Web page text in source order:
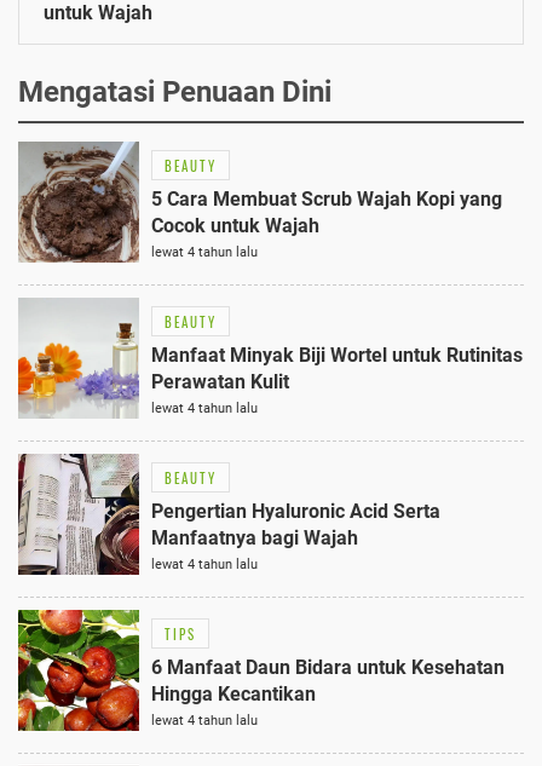
untuk Wajah
Mengatasi Penuaan Dini
BEAUTY
5 Cara Membuat Scrub Wajah Kopi yang
Cocok untuk Wajah
lewat 4 tahun lalu
BEAUTY
Manfaat Minyak Biji Wortel untuk Rutinitas
Perawatan Kulit
lewat 4 tahun lalu
BEAUTY
Pengertian Hyaluronic Acid Serta
Manfaatnya bagi Wajah
lewat 4 tahun lalu
TIPS
6 Manfaat Daun Bidara untuk Kesehatan
Hingga Kecantikan
lewat 4 tahun lalu